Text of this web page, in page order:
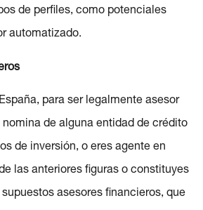
de perfiles, como potenciales
automatizado.
para ser legalmente asesor
de alguna entidad de crédito
de inversión, o eres agente en
las anteriores figuras o constituyes
supuestos asesores financieros, que